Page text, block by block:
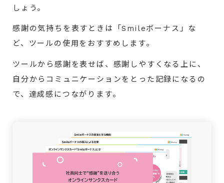
しょう。
感謝の気持ちを表すときは「Smileボーナス」な
ど、ツールの使用をおすすめします。
ツールから感謝を表せば、感謝しやすくなる上に、
自分からコミュニケーションをとった記録になるの
で、達成感につながります。